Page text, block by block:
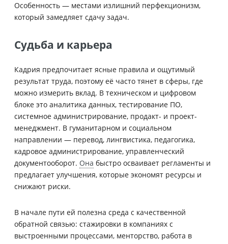
Особенность — местами излишний перфекционизм,
который замедляет сдачу задач.
Судьба и карьера
Кадрия предпочитает ясные правила и ощутимый
результат труда, поэтому её часто тянет в сферы, где
можно измерить вклад. В техническом и цифровом
блоке это аналитика данных, тестирование ПО,
системное администрирование, продакт- и проект-
менеджмент. В гуманитарном и социальном
направлении — перевод, лингвистика, педагогика,
кадровое администрирование, управленческий
документооборот. Она быстро осваивает регламенты и
предлагает улучшения, которые экономят ресурсы и
снижают риски.
В начале пути ей полезна среда с качественной
обратной связью: стажировки в компаниях с
выстроенными процессами, менторство, работа в